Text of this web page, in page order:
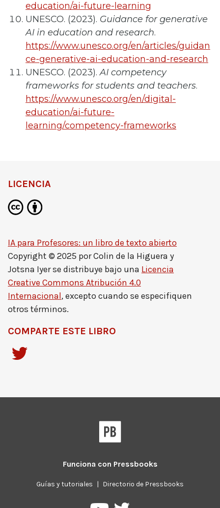
education/ai-future-learning
UNESCO. (2023). Guidance for generative
AI in education and research.
https://www.unesco.org/en/articles/guidan
ce-generative-ai-education-and-research
UNESCO. (2023).AI competency
frameworks for students and teachers.
https://www.unesco.org/en/digital-
education/ai-future-
learning/competency-frameworks
LICENCIA
IA para Profesores: un libro de texto abierto
Copyright © 2025 porColin de la Higuera y
Jotsna Iyerse distribuye bajo una Licencia
Creative Commons Atribución 4.0
Internacional, excepto cuando se especifiquen
otros términos.
COMPARTE ESTE LIBRO
Funciona con Pressbooks
Guías y tutoriales | Directorio de Pressbooks